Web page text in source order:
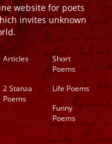
website for poets
invites unknown
Articles
Short
Poems
2 Stanza
Poems
Life Poems
Funny
Poems